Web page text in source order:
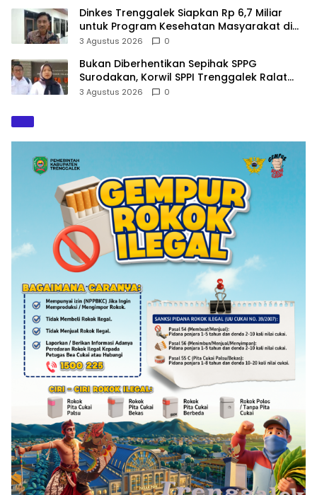
Dinkes Trenggalek Siapkan Rp 6,7 Miliar
untuk Program Kesehatan Masyarakat di
2027
3 Agustus 2026 0
Bukan Diberhentikan Sepihak SPPG
Surodakan, Korwil SPPI Trenggalek Ralat
Pernyataan Soal Permata Umat Tolak MBG
3 Agustus 2026 0